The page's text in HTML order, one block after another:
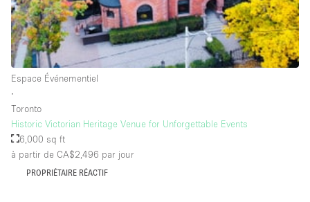
Soundproof
Style Haussmannien
Style Industriel
Sur Rue
Système de sécurité
Terrace
Toilettes
Espace Événementiel
∙
Toronto
Historic Victorian Heritage Venue for Unforgettable Events
6,000 sq ft
à partir de CA$2,496 par jour
PROPRIÉTAIRE RÉACTIF